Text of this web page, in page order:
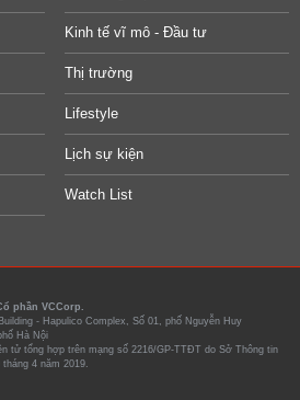
Kinh tế vĩ mô - Đầu tư
Thị trường
Lifestyle
Lịch sự kiện
Watch List
phần VCCorp.
- Hapulico Complex, Số 01, phố Nguyễn Huy
Hà Nội
tử tổng hợp trên mạng số 2216/GP-TTĐT do Sở Thông tin
4 năm 2019.